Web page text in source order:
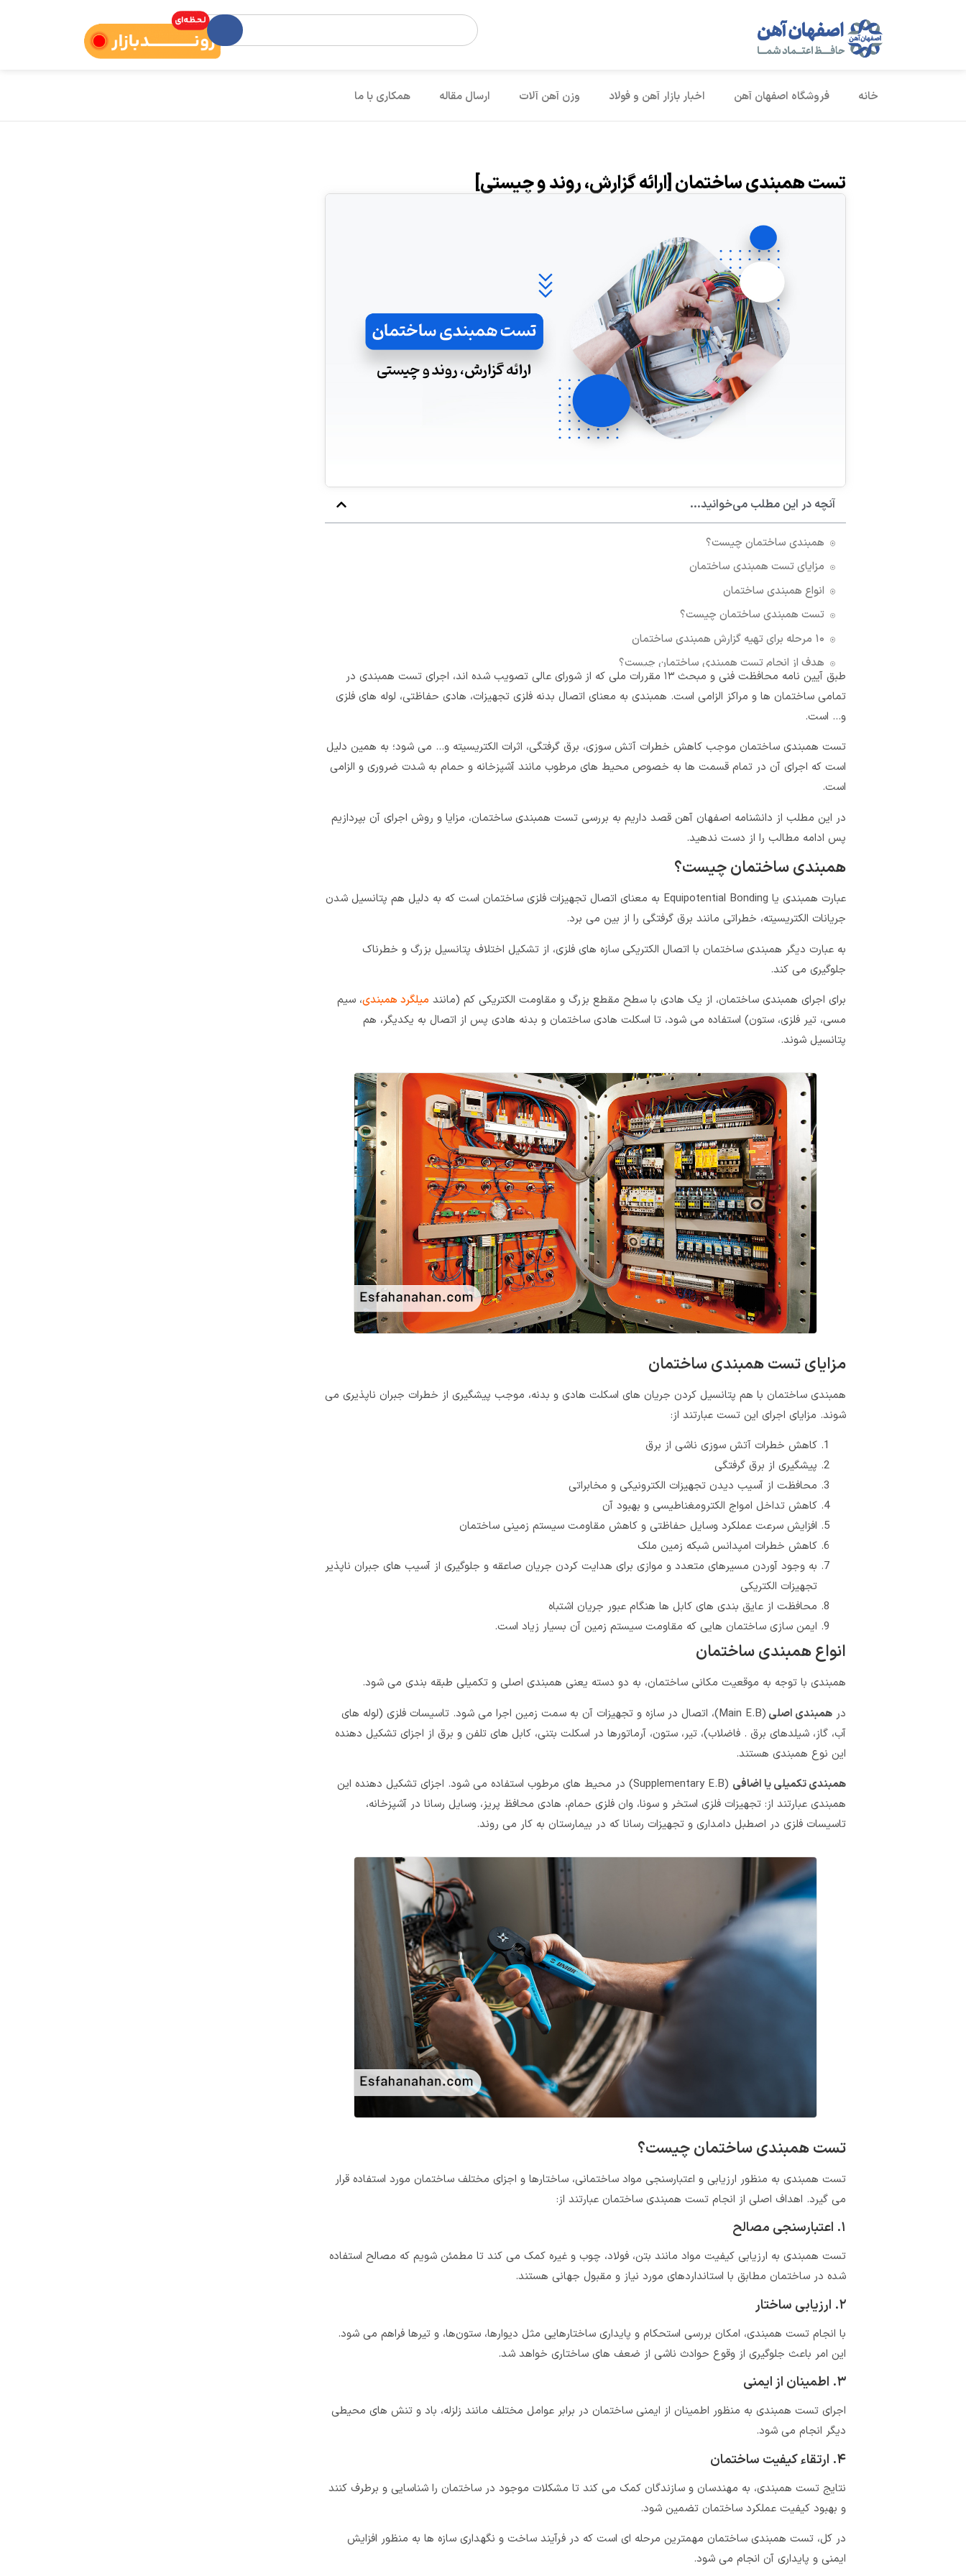
خانه فروشگاه اصفهان آهن اخبار بازار آهن و فولاد وزن آهن آلات ارسال مقاله همکاری با ما
تست همبندی ساختمان [ارائه گزارش، روند و چیستی]
آنچه در این مطلب می‌خوانید...
همبندی ساختمان چیست؟
مزایای تست همبندی ساختمان
انواع همبندی ساختمان
تست همبندی ساختمان چیست؟
۱۰ مرحله برای تهیه گزارش همبندی ساختمان
هدف از انجام تست همبندی ساختمان چیست؟
دیدگاهتان را بنویسید لغو پاسخ
طبق آیین نامه محافظت فنی و مبحث ۱۳ مقررات ملی که از شورای عالی تصویب شده اند، اجرای تست همبندی در
تمامی ساختمان ها و مراکز الزامی است. همبندی به معنای اتصال بدنه فلزی تجهیزات، هادی حفاظتی، لوله های فلزی
و… است.
تست همبندی ساختمان موجب کاهش خطرات آتش سوزی، برق گرفتگی، اثرات الکتریسیته و… می شود؛ به همین دلیل
است که اجرای آن در تمام قسمت ها به خصوص محیط های مرطوب مانند آشپزخانه و حمام به شدت ضروری و الزامی
است.
در این مطلب از دانشنامه اصفهان آهن قصد داریم به بررسی تست همبندی ساختمان، مزایا و روش اجرای آن بپردازیم
پس ادامه مطالب را از دست ندهید.
همبندی ساختمان چیست؟
عبارت همبندی یا Equipotential Bonding به معنای اتصال تجهیزات فلزی ساختمان است که به دلیل هم پتانسیل شدن
جریانات الکتریسیته، خطراتی مانند برق گرفتگی را از بین می برد.
به عبارت دیگر همبندی ساختمان با اتصال الکتریکی سازه های فلزی، از تشکیل اختلاف پتانسیل بزرگ و خطرناک
جلوگیری می کند.
برای اجرای همبندی ساختمان، از یک هادی با سطح مقطع بزرگ و مقاومت الکتریکی کم (مانند میلگرد همبندی، سیم
مسی، تیر فلزی، ستون) استفاده می شود، تا اسکلت هادی ساختمان و بدنه هادی پس از اتصال به یکدیگر، هم
پتانسیل شوند.
مزایای تست همبندی ساختمان
همبندی ساختمان با هم پتانسیل کردن جریان های اسکلت هادی و بدنه، موجب پیشگیری از خطرات جبران ناپذیری می
شوند. مزایای اجرای این تست عبارتند از:
کاهش خطرات آتش سوزی ناشی از برق
پیشگیری از برق گرفتگی
محافظت از آسیب دیدن تجهیزات الکترونیکی و مخابراتی
کاهش تداخل امواج الکترومغناطیسی و بهبود آن
افزایش سرعت عملکرد وسایل حفاظتی و کاهش مقاومت سیستم زمینی ساختمان
کاهش خطرات امپدانس شبکه زمین ملک
به وجود آوردن مسیرهای متعدد و موازی برای هدایت کردن جریان صاعقه و جلوگیری از آسیب های جبران ناپذیر
تجهیزات الکتریکی
محافظت از عایق بندی های کابل ها هنگام عبور جریان اشتباه
ایمن سازی ساختمان هایی که مقاومت سیستم زمین آن بسیار زیاد است.
انواع همبندی ساختمان
همبندی با توجه به موقعیت مکانی ساختمان، به دو دسته یعنی همبندی اصلی و تکمیلی طبقه بندی می شود.
در همبندی اصلی
(Main E.B)، اتصال در سازه و تجهیزات آن به سمت زمین اجرا می شود. تاسیسات فلزی (لوله های
آب، گاز، شیلدهای برق . فاضلاب)، تیر، ستون، آرماتورها در اسکلت بتنی، کابل های تلفن و برق از اجزای تشکیل دهنده
این نوع همبندی هستند.
همبندی تکمیلی یا اضافی
(Supplementary E.B) در محیط های مرطوب استفاده می شود. اجزای تشکیل دهنده این
همبندی عبارتند از: تجهیزات فلزی استخر و سونا، وان فلزی حمام، هادی محافظ پریز، وسایل رسانا در آشپزخانه،
تاسیسات فلزی در اصطبل دامداری و تجهیزات رسانا که در بیمارستان به کار می روند.
تست همبندی ساختمان چیست؟
تست‌ همبندی به منظور ارزیابی و اعتبارسنجی مواد ساختمانی، ساختارها و اجزای مختلف ساختمان مورد استفاده قرار
می ‌گیرد. اهداف اصلی از انجام تست همبندی ساختمان عبارتند از:
۱. اعتبارسنجی مصالح
تست همبندی به ارزیابی کیفیت مواد مانند بتن، فولاد، چوب و غیره کمک می کند تا مطمئن شویم که مصالح استفاده
شده در ساختمان مطابق با استانداردهای مورد نیاز و مقبول جهانی هستند.
۲. ارزیابی ساختار
با انجام تست همبندی، امکان بررسی استحکام و پایداری ساختارهایی مثل دیوارها، ستون‌ها، و تیرها فراهم می ‌شود.
این امر باعث جلوگیری از وقوع حوادث ناشی از ضعف‌ های ساختاری خواهد شد.
۳. اطمینان از ایمنی
اجرای تست همبندی به منظور اطمینان از ایمنی ساختمان در برابر عوامل مختلف مانند زلزله، باد و تنش‌ های محیطی
دیگر انجام می‌ شود.
۴. ارتقاء کیفیت ساختمان
نتایج تست همبندی، به مهندسان و سازندگان کمک می کند تا مشکلات موجود در ساختمان را شناسایی و برطرف کنند
و بهبود کیفیت عملکرد ساختمان تضمین شود.
در کل، تست همبندی ساختمان مهمترین مرحله‌ ای است که در فرآیند ساخت و نگهداری سازه ها به منظور افزایش
ایمنی و پایداری آن انجام می ‌شود.